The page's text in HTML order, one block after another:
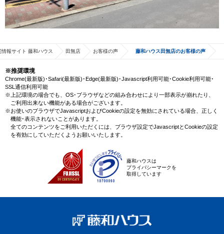
報サイト 藤和ハウス 田無店 お客様の声 藤和ハウス田無店のお客様の声
※推奨環境
Chrome(最新版)･Safari(最新版)･Edge(最新版)･Javascript利用可能･Cookie利用可能･
SSL通信利用可能
※上記環境の場合でも、OS･ブラウザなどの組み合わせにより一部表示が崩れたり、
ご利用出来ない機能がある場合がございます。
※お使いのブラウザでJavascriptおよびCookieの設定を無効にされている場合、正しく
機能･表示されないことがあります。
全てのコンテンツをご利用いただくには、ブラウザ設定でJavascriptとCookieの設定
を有効にしていただくようお願いいたします。
藤和ハウスは
プライバシーマークを
取得しています